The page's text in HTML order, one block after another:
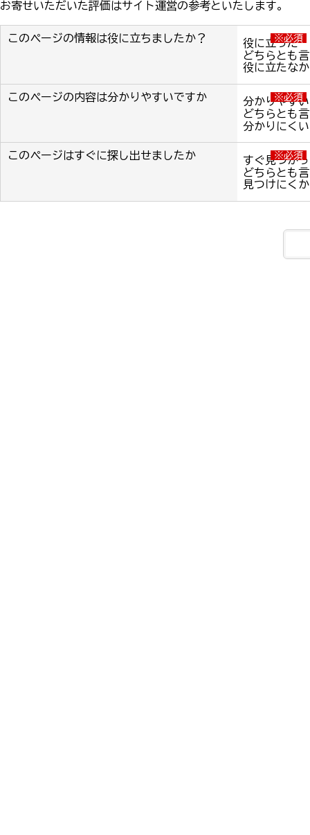
お寄せいただいた評価はサイト運営の参考といたします。
このページの情報は役に立ちましたか？ ※必須
役に立った
どちらとも
役に立たな
このページの内容は分かりやすいですか ※必須
分かりやすい
どちらとも
分かりにくい
このページはすぐに探し出せましたか ※必須
すぐ見つか
どちらとも
見つけにく